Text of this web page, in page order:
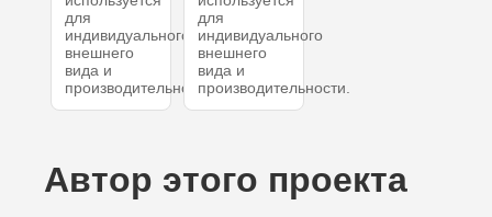
для
индивидуального
внешнего
вида и
производительности.
для
индивидуального
внешнего
вида и
производительности.
Автор этого проекта